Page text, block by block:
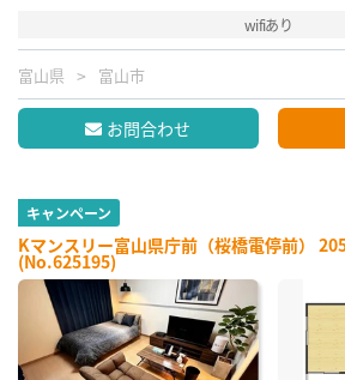
wifiあり
富山県 富山市
お問合わせ
キャンペーン
Kマンスリー富山県庁前（桜橋電停前）
(No.625195)